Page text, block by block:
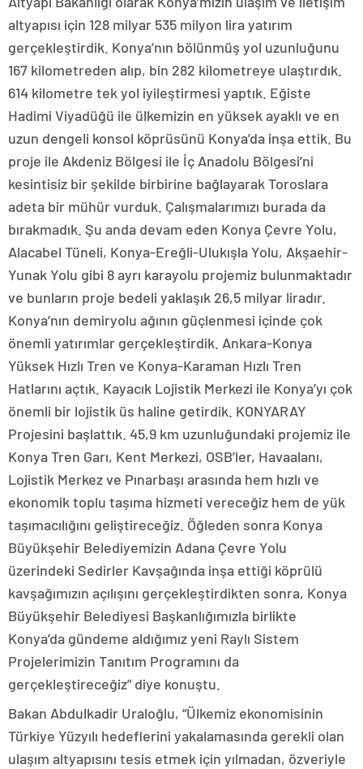
altyapısı için 128 milyar 535 milyon lira yatırım
gerçekleştirdik. Konya’nın bölünmüş yol uzunluğunu
167 kilometreden alıp, bin 282 kilometreye ulaştırdık.
614 kilometre tek yol iyileştirmesi yaptık. Eğiste
Hadimi Viyadüğü ile ülkemizin en yüksek ayaklı ve en
uzun dengeli konsol köprüsünü Konya’da inşa ettik. Bu
proje ile Akdeniz Bölgesi ile İç Anadolu Bölgesi’ni
kesintisiz bir şekilde birbirine bağlayarak Toroslara
adeta bir mühür vurduk. Çalışmalarımızı burada da
bırakmadık. Şu anda devam eden Konya Çevre Yolu,
Alacabel Tüneli, Konya-Ereğli-Ulukışla Yolu, Akşaehir-
Yunak Yolu gibi 8 ayrı karayolu projemiz bulunmaktadır
ve bunların proje bedeli yaklaşık 26,5 milyar liradır.
Konya’nın demiryolu ağının güçlenmesi içinde çok
önemli yatırımlar gerçekleştirdik. Ankara-Konya
Yüksek Hızlı Tren ve Konya-Karaman Hızlı Tren
Hatlarını açtık. Kayacık Lojistik Merkezi ile Konya’yı çok
önemli bir lojistik üs haline getirdik. KONYARAY
Projesini başlattık. 45,9 km uzunluğundaki projemiz ile
Konya Tren Garı, Kent Merkezi, OSB’ler, Havaalanı,
Lojistik Merkez ve Pınarbaşı arasında hem hızlı ve
ekonomik toplu taşıma hizmeti vereceğiz hem de yük
taşımacılığını geliştireceğiz. Öğleden sonra Konya
Büyükşehir Belediyemizin Adana Çevre Yolu
üzerindeki Sedirler Kavşağında inşa ettiği köprülü
kavşağımızın açılışını gerçekleştirdikten sonra, Konya
Büyükşehir Belediyesi Başkanlığımızla birlikte
Konya’da gündeme aldığımız yeni Raylı Sistem
Projelerimizin Tanıtım Programını da
gerçekleştireceğiz” diye konuştu.
Bakan Abdulkadir Uraloğlu, “Ülkemiz ekonomisinin
Türkiye Yüzyılı hedeflerini yakalamasında gerekli olan
ulaşım altyapısını tesis etmek için yılmadan, özveriyle